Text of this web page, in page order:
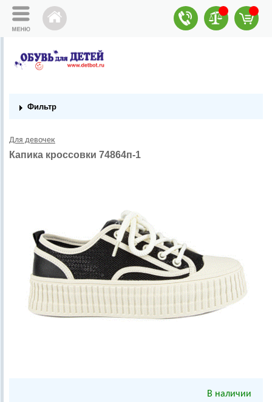
Фильтр
Для девочек
Капика кроссовки 74864п-1
В наличии